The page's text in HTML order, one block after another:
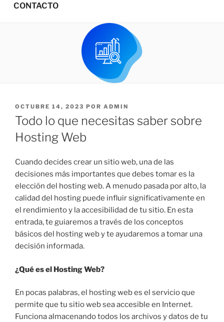
CONTACTO
OCTUBRE 14, 2023 POR ADMIN
Todo lo que necesitas saber sobre
Hosting Web
Cuando decides crear un sitio web, una de las
decisiones más importantes que debes tomar es la
elección del hosting web. A menudo pasada por alto, la
calidad del hosting puede influir significativamente en
el rendimiento y la accesibilidad de tu sitio. En esta
entrada, te guiaremos a través de los conceptos
básicos del hosting web y te ayudaremos a tomar una
decisión informada.
¿Qué es el Hosting Web?
En pocas palabras, el hosting web es el servicio que
permite que tu sitio web sea accesible en Internet.
Funciona almacenando todos los archivos y datos de tu